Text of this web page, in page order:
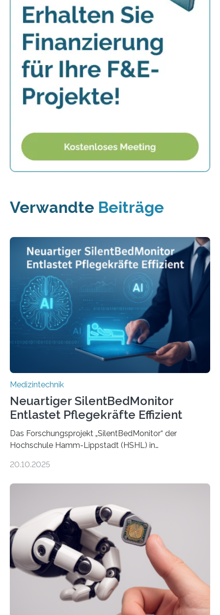
Verwandte Beiträge
Medizintechnik
Neuartiger SilentBedMonitor
Entlastet Pflegekräfte Effizient
Das Forschungsprojekt „SilentBedMonitor“ der
Hochschule Hamm-Lippstadt (HSHL) in
auf Personen ab, die bettlägerig sind oder in ihrer
Entwicklung der Sensorik und Datenübertragung. Die
HSHL verantwortet die wissenschaftliche Begleitung
sowie die KI-gestützte Datenauswertung. Das Ziel ist
die Entwicklung eines berührungslosen
Assistenzsystems, das den Zustand der Person
kontinuierlich erfasst, pflegende Personen unterstützt
und in Notfällen selbstständig Alarm schlägt. „Die Idee
20.10.2025